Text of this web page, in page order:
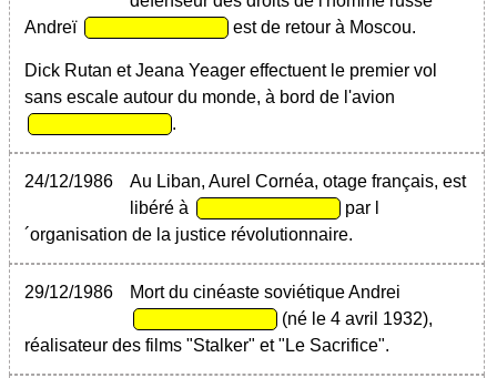
Andreï
est de retour à Moscou.
Dick Rutan et Jeana Yeager effectuent le premier vol
sans escale autour du monde, à bord de l'avion
.
24/12/1986
Au Liban, Aurel Cornéa, otage français, est
libéré à
par l
´organisation de la justice révolutionnaire.
29/12/1986
Mort du cinéaste soviétique Andrei
(né le 4 avril 1932),
réalisateur des films "Stalker" et "Le Sacrifice".